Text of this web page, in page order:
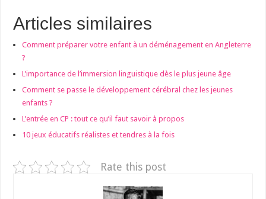
Articles similaires
Comment préparer votre enfant à un déménagement en Angleterre
?
L’importance de l’immersion linguistique dès le plus jeune âge
Comment se passe le développement cérébral chez les jeunes
enfants ?
L’entrée en CP : tout ce qu’il faut savoir à propos
10 jeux éducatifs réalistes et tendres à la fois
Rate this post